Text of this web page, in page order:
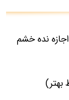
نده خشم
بهتر)